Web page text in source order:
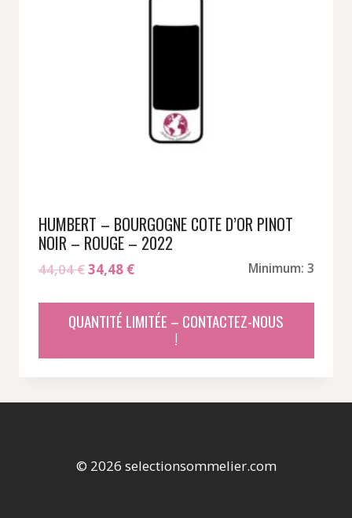
HUMBERT – BOURGOGNE COTE D’OR PINOT
NOIR – ROUGE – 2022
44,04€Le
initial
était :
34,48 €Le
actuel
est :
Minimum: 3
QUANTITÉ LIMITÉE – CONTACTEZ-NOUS
!
© 2026 selectionsommelier.com